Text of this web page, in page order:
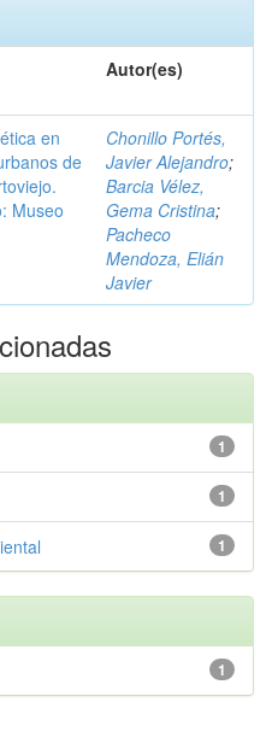
Autor(es)
en
de
Museo
Chonillo Portés,
Javier Alejandro;
Barcia Vélez,
Gema Cristina;
Pacheco
Mendoza, Elián
Javier
1
1
1
1